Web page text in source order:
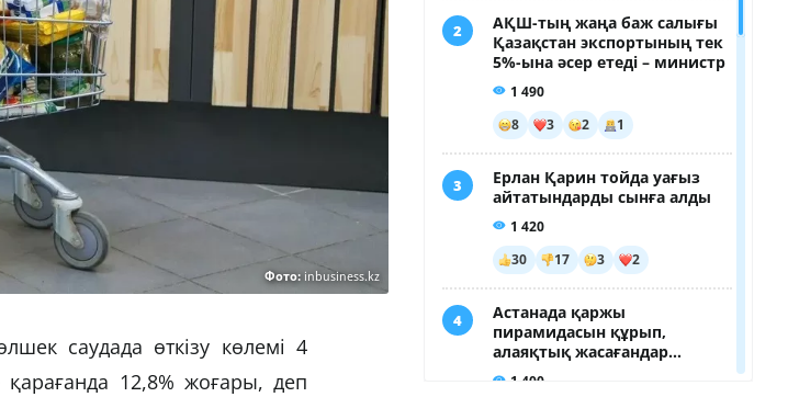
Фото: inbusiness.kz
саудада өткізу көлемі 4
қарағанда 12,8% жоғары, деп